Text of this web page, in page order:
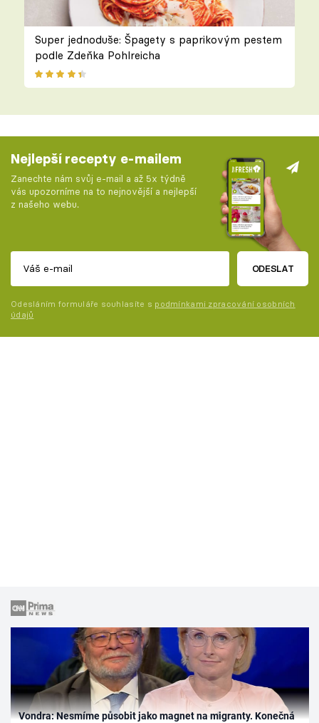
Super jednoduše: Špagety s paprikovým pestem
podle Zdeňka Pohlreicha
Nejlepší recepty e-mailem
Zanechte nám svůj e-mail a až 5x týdně
vás upozorníme na to nejnovější a nejlepší
z našeho webu.
ODESLAT
Odesláním formuláře souhlasíte s podmínkami zpracování osobních
údajů
Vondra: Nesmíme působit jako magnet na migranty. Konečná